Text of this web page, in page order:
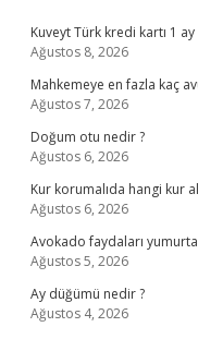
Kuveyt Türk kredi kartı 1
Ağustos 8, 2026
Mahkemeye en fazla kaç
Ağustos 7, 2026
Doğum otu nedir ?
Ağustos 6, 2026
Kur korumalıda hangi kur
Ağustos 6, 2026
Avokado faydaları
Ağustos 5, 2026
Ay düğümü nedir ?
Ağustos 4, 2026